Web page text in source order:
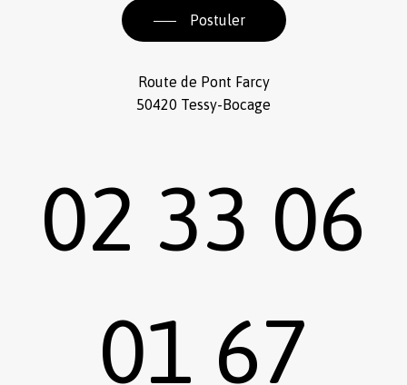
Postuler
Route de Pont Farcy
50420 Tessy-Bocage
02 33 06
01 67